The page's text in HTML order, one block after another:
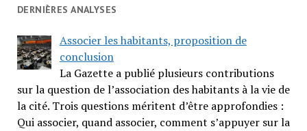
DERNIÈRES ANALYSES
Associer les habitants, proposition de
conclusion
La Gazette a publié plusieurs contributions
sur la question de l’association des habitants à la vie de
la cité. Trois questions méritent d’être approfondies :
Qui associer, quand associer, comment s’appuyer sur la